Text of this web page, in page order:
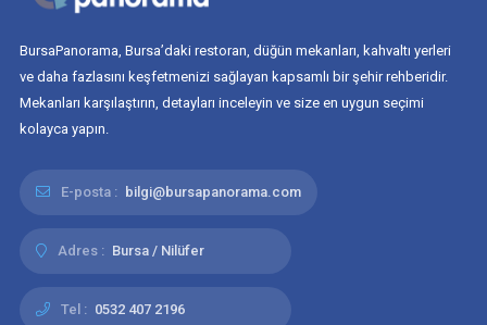
BursaPanorama, Bursa’daki restoran, düğün mekanları, kahvaltı yerleri
ve daha fazlasını keşfetmenizi sağlayan kapsamlı bir şehir rehberidir.
Mekanları karşılaştırın, detayları inceleyin ve size en uygun seçimi
kolayca yapın.
E-posta : bilgi@bursapanorama.com
Adres : Bursa / Nilüfer
Tel : 0532 407 2196